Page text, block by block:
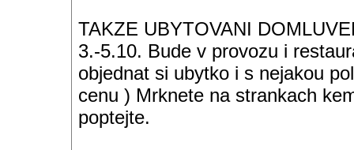
TAKZE UBYTOVANI
3.-5.10. Bude v provozu i
objednat si ubytko i s nejakou
cenu ) Mrknete na strankach
poptejte.